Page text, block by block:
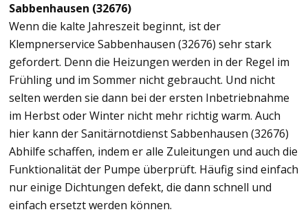
Sabbenhausen (32676)
Wenn die kalte Jahreszeit beginnt, ist der
Klempnerservice Sabbenhausen (32676) sehr stark
gefordert. Denn die Heizungen werden in der Regel im
Frühling und im Sommer nicht gebraucht. Und nicht
selten werden sie dann bei der ersten Inbetriebnahme
im Herbst oder Winter nicht mehr richtig warm. Auch
hier kann der Sanitärnotdienst Sabbenhausen (32676)
Abhilfe schaffen, indem er alle Zuleitungen und auch die
Funktionalität der Pumpe überprüft. Häufig sind einfach
nur einige Dichtungen defekt, die dann schnell und
einfach ersetzt werden können.